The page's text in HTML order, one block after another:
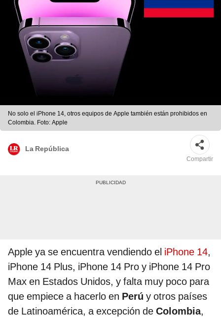
No solo el iPhone 14, otros equipos de Apple también están prohibidos en
Colombia. Foto: Apple
La República
Compartir
Apple ya se encuentra vendiendo el iPhone 14,
iPhone 14 Plus, iPhone 14 Pro y iPhone 14 Pro
Max en Estados Unidos, y falta muy poco para
que empiece a hacerlo en Perú y otros países
de Latinoamérica, a excepción de Colombia,